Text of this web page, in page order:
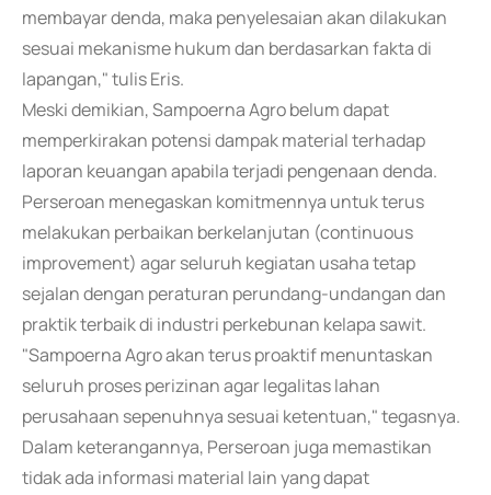
membayar denda, maka penyelesaian akan dilakukan
sesuai mekanisme hukum dan berdasarkan fakta di
lapangan," tulis Eris.
Meski demikian, Sampoerna Agro belum dapat
memperkirakan potensi dampak material terhadap
laporan keuangan apabila terjadi pengenaan denda.
Perseroan menegaskan komitmennya untuk terus
melakukan perbaikan berkelanjutan (continuous
improvement) agar seluruh kegiatan usaha tetap
sejalan dengan peraturan perundang-undangan dan
praktik terbaik di industri perkebunan kelapa sawit.
"Sampoerna Agro akan terus proaktif menuntaskan
seluruh proses perizinan agar legalitas lahan
perusahaan sepenuhnya sesuai ketentuan," tegasnya.
Dalam keterangannya, Perseroan juga memastikan
tidak ada informasi material lain yang dapat